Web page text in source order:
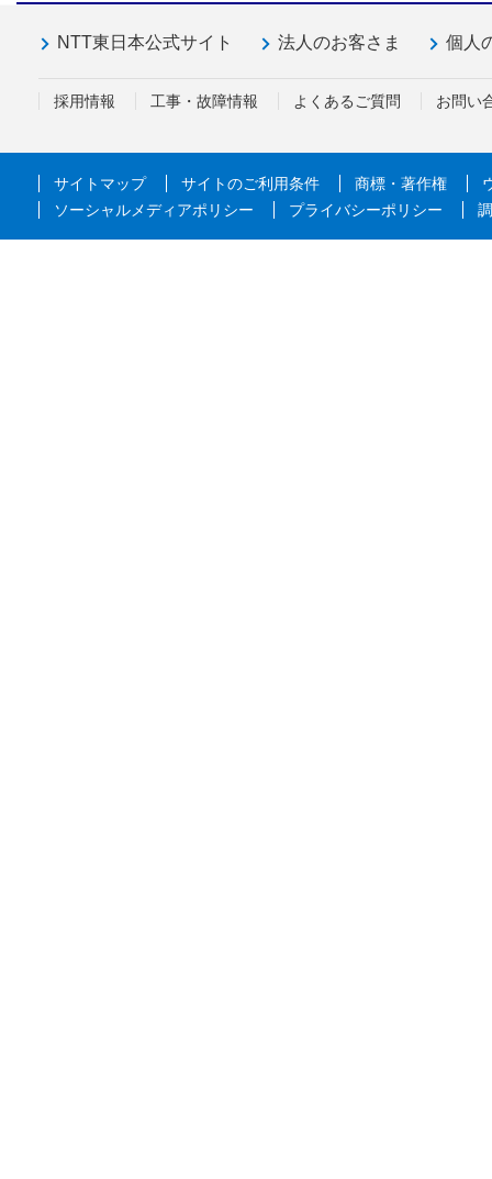
NTT東日本公式サイト 法人のお客さま 個人
採用情報 工事・故障情報 よくあるご質問 お問い
サイトマップ サイトのご利用条件 商標・著作権
ソーシャルメディアポリシー
プライバシーポリシー